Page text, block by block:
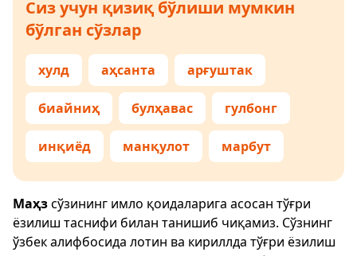
Сиз учун қизиқ бўлиши мумкин
бўлган сўзлар
хулд аҳсанта арғуштак
биайниҳ булҳавас гулбонг
инқиёд манқулот марбут
Маҳзсўзининг имло қоидаларига асосан тўғри
ёзилиш таснифи билан танишиб чиқамиз. Сўзнинг
ўзбек алифбосида лотин ва кириллда тўғри ёзилиш